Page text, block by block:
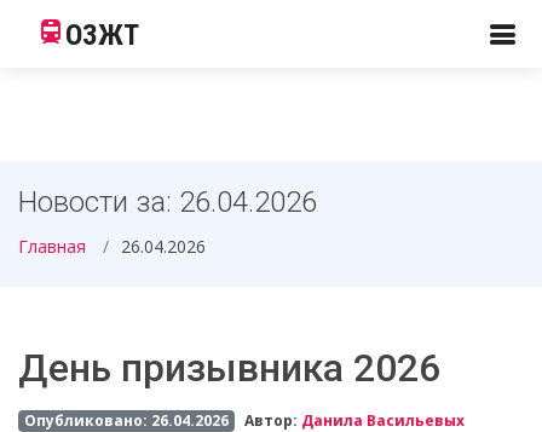
ОЗЖТ
Новости за: 26.04.2026
Главная 26.04.2026
День призывника 2026
Опубликовано: 26.04.2026 Автор: Данила Васильевых